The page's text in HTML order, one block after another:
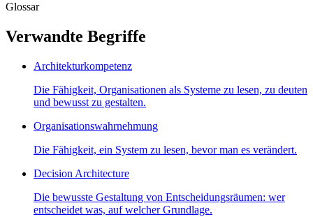
Glossar
Verwandte Begriffe
Architekturkompetenz
Die Fähigkeit, Organisationen als Systeme zu lesen, zu deuten
und bewusst zu gestalten.
Organisationswahrnehmung
Die Fähigkeit, ein System zu lesen, bevor man es verändert.
Decision Architecture
Die bewusste Gestaltung von Entscheidungsräumen: wer
entscheidet was, auf welcher Grundlage.